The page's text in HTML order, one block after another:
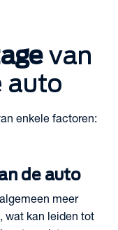
van
auto
enkele factoren:
de auto
meer
wat kan leiden tot